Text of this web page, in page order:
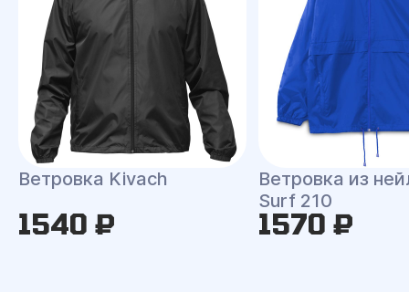
Ветровка Kivach
1540 ₽
Ветровка из
Surf 210
1570 ₽